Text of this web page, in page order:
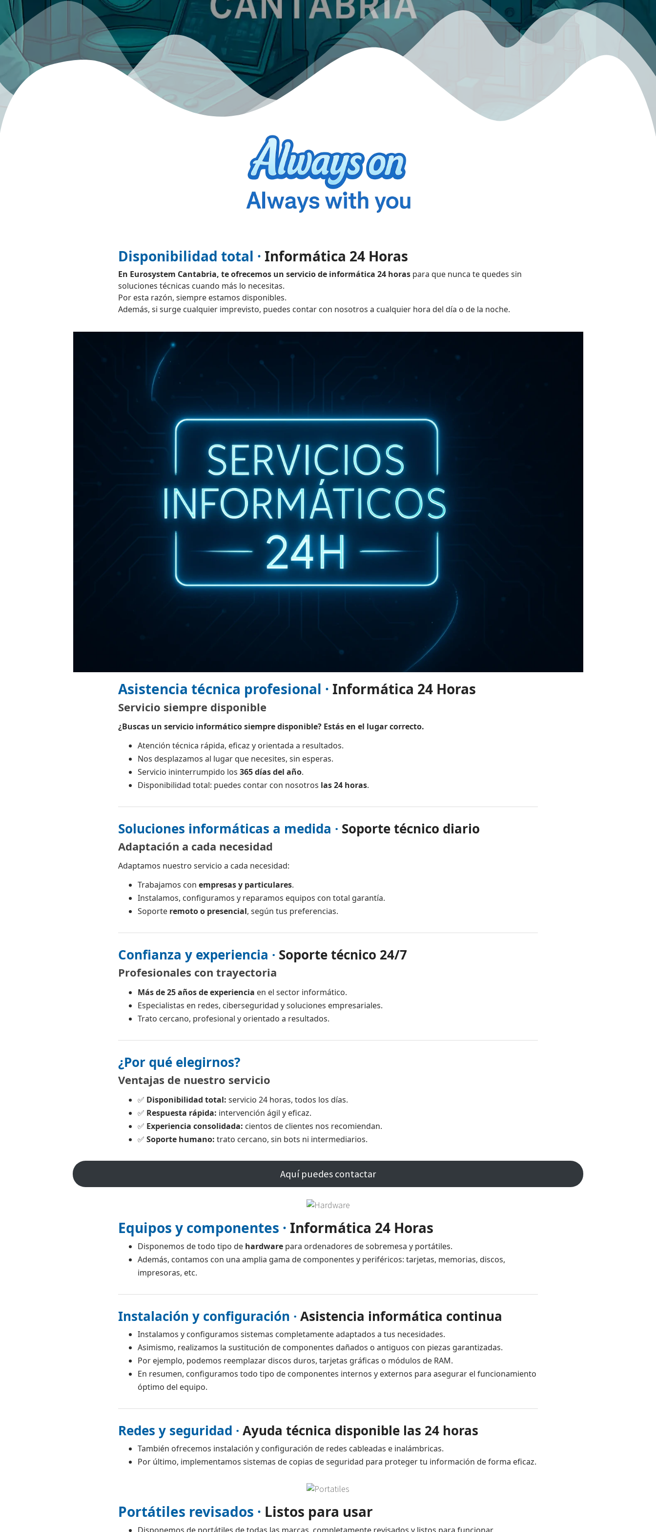
Disponibilidad total · Informática 24 Horas
En Eurosystem Cantabria, te ofrecemos un servicio de informática 24 horas para que nunca te quedes sin
soluciones técnicas cuando más lo necesitas.
Por esta razón, siempre estamos disponibles.
Además, si surge cualquier imprevisto, puedes contar con nosotros a cualquier hora del día o de la noche.
Asistencia técnica profesional · Informática 24 Horas
Servicio siempre disponible
¿Buscas un servicio informático siempre disponible? Estás en el lugar correcto.
Atención técnica rápida, eficaz y orientada a resultados.
Nos desplazamos al lugar que necesites, sin esperas.
Servicio ininterrumpido los 365 días del año.
Disponibilidad total: puedes contar con nosotros las 24 horas.
Soluciones informáticas a medida · Soporte técnico diario
Adaptación a cada necesidad
Adaptamos nuestro servicio a cada necesidad:
Trabajamos con empresas y particulares.
Instalamos, configuramos y reparamos equipos con total garantía.
Soporte remoto o presencial, según tus preferencias.
Confianza y experiencia · Soporte técnico 24/7
Profesionales con trayectoria
Más de 25 años de experiencia en el sector informático.
Especialistas en redes, ciberseguridad y soluciones empresariales.
Trato cercano, profesional y orientado a resultados.
¿Por qué elegirnos?
Ventajas de nuestro servicio
✅ Disponibilidad total: servicio 24 horas, todos los días.
✅ Respuesta rápida: intervención ágil y eficaz.
✅ Experiencia consolidada: cientos de clientes nos recomiendan.
✅ Soporte humano: trato cercano, sin bots ni intermediarios.
Aquí puedes contactar
Equipos y componentes · Informática 24 Horas
Disponemos de todo tipo de hardware para ordenadores de sobremesa y portátiles.
Además, contamos con una amplia gama de componentes y periféricos: tarjetas, memorias, discos,
impresoras, etc.
Instalación y configuración · Asistencia informática continua
Instalamos y configuramos sistemas completamente adaptados a tus necesidades.
Asimismo, realizamos la sustitución de componentes dañados o antiguos con piezas garantizadas.
Por ejemplo, podemos reemplazar discos duros, tarjetas gráficas o módulos de RAM.
En resumen, configuramos todo tipo de componentes internos y externos para asegurar el funcionamiento
óptimo del equipo.
Redes y seguridad · Ayuda técnica disponible las 24 horas
También ofrecemos instalación y configuración de redes cableadas e inalámbricas.
Por último, implementamos sistemas de copias de seguridad para proteger tu información de forma eficaz.
Portátiles revisados · Listos para usar